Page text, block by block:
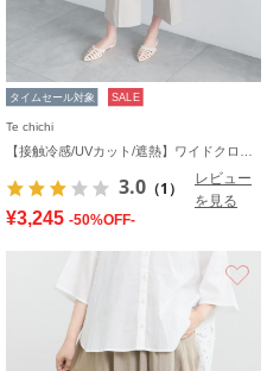
タイムセール対象 SALE
Te chichi
3.0 （1）
レビュー
を見る
¥3,245 -50%OFF-